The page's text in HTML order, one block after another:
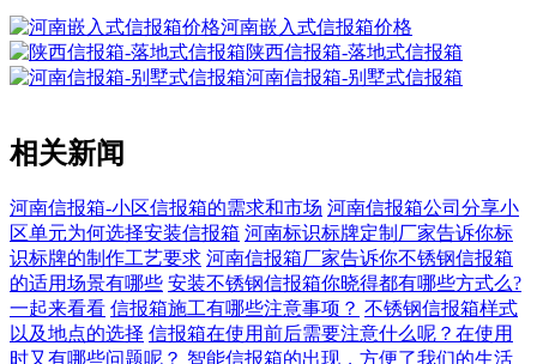
河南嵌入式信报箱价格
陕西信报箱-落地式信报箱
河南信报箱-别墅式信报箱
相关新闻
河南信报箱-小区信报箱的需求和市场 河南信报箱公司分享小
区单元为何选择安装信报箱 河南标识标牌定制厂家告诉你标
识标牌的制作工艺要求 河南信报箱厂家告诉你不锈钢信报箱
的适用场景有哪些 安装不锈钢信报箱你晓得都有哪些方式么?
一起来看看 信报箱施工有哪些注意事项？ 不锈钢信报箱样式
以及地点的选择 信报箱在使用前后需要注意什么呢？在使用
时又有哪些问题呢？ 智能信报箱的出现，方便了我们的生活